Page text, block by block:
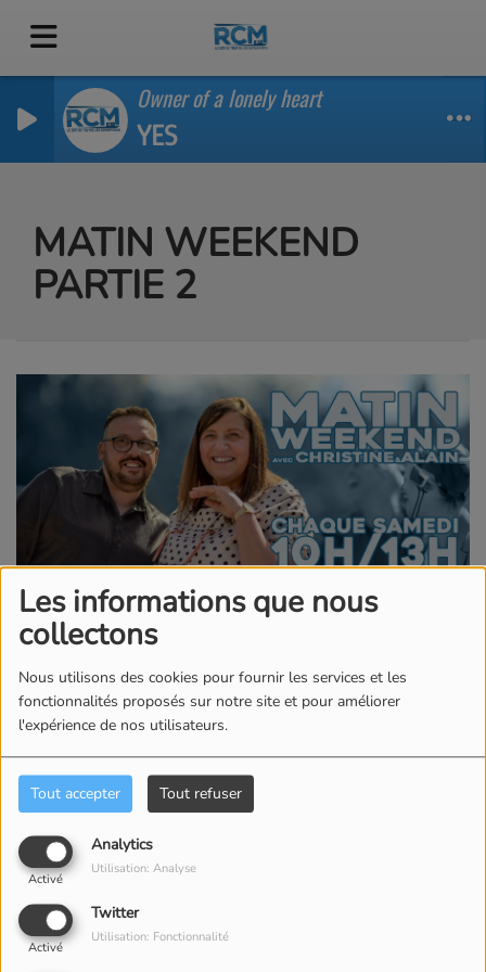
Les informations que nous
collectons
Nous utilisons des cookies pour fournir les services et les
fonctionnalités proposés sur notre site et pour améliorer
l'expérience de nos utilisateurs.
Tout accepter Tout refuser
Analytics
Activé
Utilisation: Analyse
Twitter
Activé
Utilisation: Fonctionnalité
Owner of a lonely heart
YES
MATIN WEEKEND
PARTIE 2
Écouter le podcast
MATIN WEEKEND PARTIE 2
Commentaires(0)
SE CONNECTER